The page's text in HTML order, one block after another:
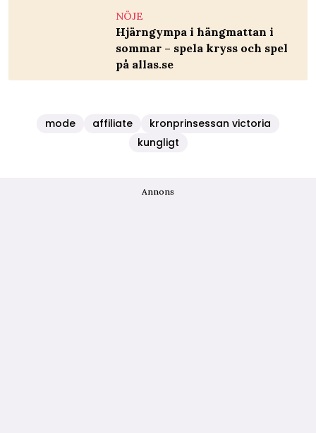
NÖJE
Hjärngympa i hängmattan i
sommar – spela kryss och spel
på allas.se
mode affiliate
kronprinsessan victoria
kungligt
Annons